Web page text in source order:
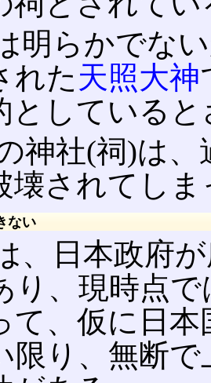
明らかでな
れた 天照大神
としていると
神社(祠)は、
壊されてし
ない
、日本政府
り、現時点
て、仮に日
限り、無断